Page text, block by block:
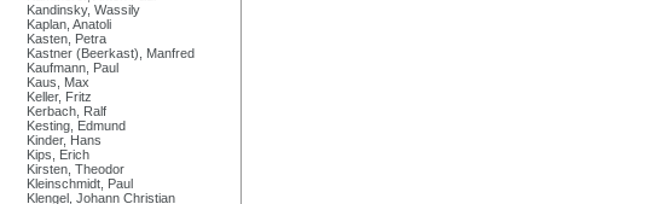
Kandinsky, Wassily
Kaplan, Anatoli
Kasten, Petra
Kastner (Beerkast), Manfred
Kaufmann, Paul
Kaus, Max
Keller, Fritz
Kerbach, Ralf
Kesting, Edmund
Kinder, Hans
Kips, Erich
Kirsten, Theodor
Kleinschmidt, Paul
Klengel, Johann Christian